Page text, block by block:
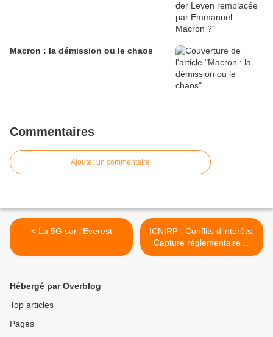
Macron : la démission ou le chaos
Commentaires
Ajouter un commentaire
< La 5G sur l'Everest
ICNIRP : Conflits d’intérêts,
Capture réglementaire et
5G >
Hébergé par Overblog
Top articles
Pages